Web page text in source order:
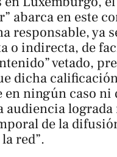
abarca en este
responsable, ya
o indirecta, de
vetado,
dicha
en ningún caso ni
audiencia lograda
de la
red”.